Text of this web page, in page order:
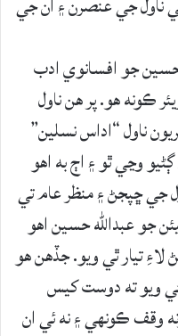
حسين جو افسانوي ادب
ڪونه هو. پر هن ناول
ناول “اداس نسلين”
وڃي ٿو ۽ اڄ به اهو
جي ڇپجڻ ۽ منظر عام تي
جو عبدالله حسين اهو
لاءِ تيار ٿي ويو. جڏهن هو
ويو ته دوست کيس
وقف ڪونهي ۽ نه ئي ان